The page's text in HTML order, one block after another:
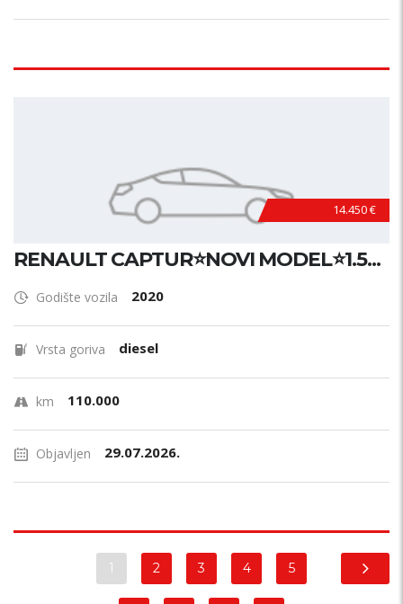
14.450 €
RENAULT CAPTUR⭐NOVI MODEL⭐1.5...
Godište vozila 2020
Vrsta goriva diesel
km 110.000
Objavljen 29.07.2026.
1 2 3 4 5